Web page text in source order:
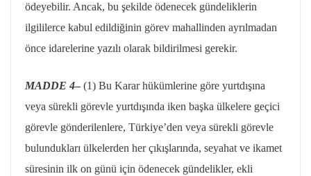
ödeyebilir. Ancak, bu şekilde ödenecek gündeliklerin
ilgililerce kabul edildiğinin görev mahallinden ayrılmadan
önce idarelerine yazılı olarak bildirilmesi gerekir.
MADDE 4– (1) Bu Karar hükümlerine göre yurtdışına
veya sürekli görevle yurtdışında iken başka ülkelere geçici
görevle gönderilenlere, Türkiye’den veya sürekli görevle
bulundukları ülkelerden her çıkışlarında, seyahat ve ikamet
süresinin ilk on günü için ödenecek gündelikler, ekli